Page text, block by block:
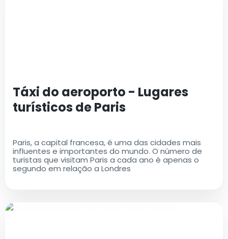
Táxi do aeroporto - Lugares
turísticos de Paris
Paris, a capital francesa, é uma das cidades mais
influentes e importantes do mundo. O número de
turistas que visitam Paris a cada ano é apenas o
segundo em relação a Londres